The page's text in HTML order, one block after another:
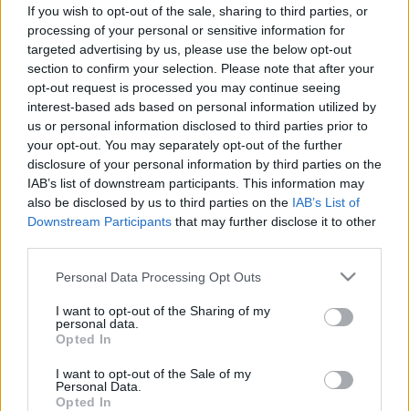
If you wish to opt-out of the sale, sharing to third parties, or
processing of your personal or sensitive information for
targeted advertising by us, please use the below opt-out
section to confirm your selection. Please note that after your
opt-out request is processed you may continue seeing
interest-based ads based on personal information utilized by
us or personal information disclosed to third parties prior to
your opt-out. You may separately opt-out of the further
disclosure of your personal information by third parties on the
IAB’s list of downstream participants. This information may
also be disclosed by us to third parties on the IAB’s List of
Downstream Participants that may further disclose it to other
Please note that this website/app uses one or more Google
not limited to your visit or usage behaviour. You may click to
grant or deny consent to Google and its third-party tags to
use your data for below specified purposes in below Google
consent section.
Personal Data Processing Opt Outs
I want to opt-out of the Sharing of my
personal data.
Opted In
I want to opt-out of the Sale of my
Personal Data.
Opted In
fordul!